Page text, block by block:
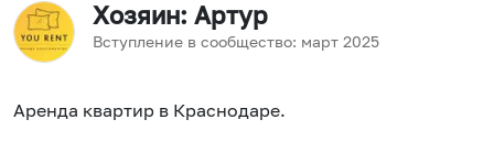
Хозяин: Артур
Вступление в сообщество: март 2025
Аренда квартир в Краснодаре.